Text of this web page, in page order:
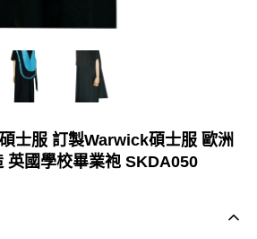
士服 訂製Warwick碩士服 歐洲
英國學校畢業袍 SKDA050